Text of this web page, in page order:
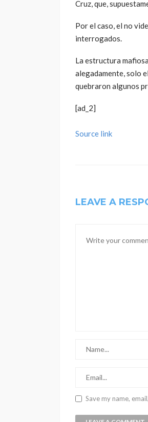
Cruz, que,
Por el caso, el no
interrogados.
La estructura
alegadamente, solo
quebraron algunos
[ad_2]
Source link
LEAVE A
Save my name,